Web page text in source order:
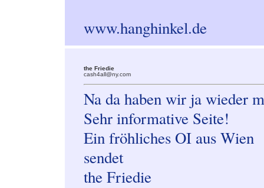
www.hanghinkel.de
the Friedie
cash4all@ny.com
Na da haben wir ja wieder
Sehr informative Seite!
Ein fröhliches OI aus Wien
sendet
the Friedie